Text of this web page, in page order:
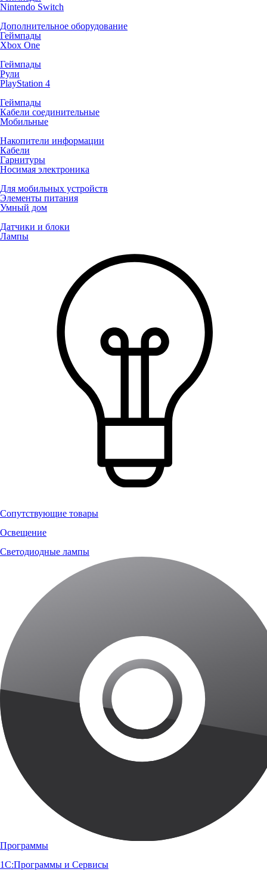
Nintendo Switch
Дополнительное оборудование
Геймпады
Xbox One
Геймпады
Рули
PlayStation 4
Геймпады
Кабели соединительные
Мобильные
Накопители информации
Кабели
Гарнитуры
Носимая электроника
Для мобильных устройств
Элементы питания
Умный дом
Датчики и блоки
Лампы
Сопутствующие товары
Освещение
Светодиодные лампы
Программы
1С:Программы и Сервисы